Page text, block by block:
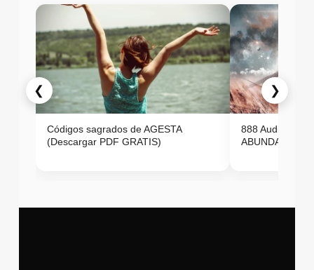
❮
Códigos sagrados de AGESTA
(Descargar PDF GRATIS)
888 Audio
ABUNDANCIA
❯